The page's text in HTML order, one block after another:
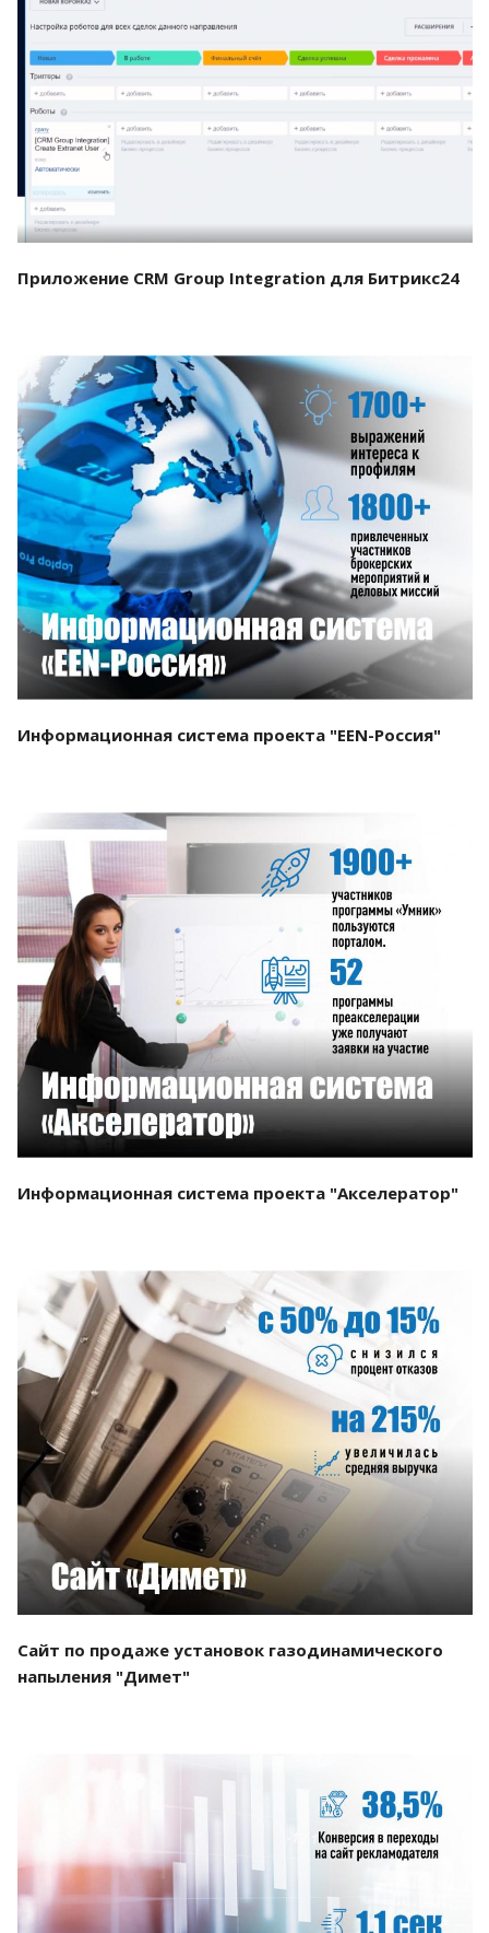
Смотреть проект
Приложение CRM Group Integration для Битрикс24
Смотреть проект
Информационная система проекта "EEN-Россия"
Смотреть проект
Информационная система проекта "Акселератор"
Смотреть проект
Сайт по продаже установок газодинамического
напыления "Димет"